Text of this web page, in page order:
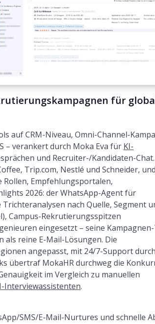
für
auf CRM-Niveau, Omni-Channel-
– verankert durch Moka Eva für KI-
und Recruiter-/Kandidaten-
Trip.com, Nestlé und Schneider,
Empfehlungsportalen,
2026: der WhatsApp-Agent für
nach Quelle, Segment
Campus-Rekrutierungsspitzen
eingesetzt – seine
reine E-Mail-Lösungen. Die
angepasst, mit 24/7-Support durch
übertraf MokaHR durchweg die
im Vergleich zu manuellen
Interviewassistenten.
SMS/E-Mail-Nurtures und schnelle